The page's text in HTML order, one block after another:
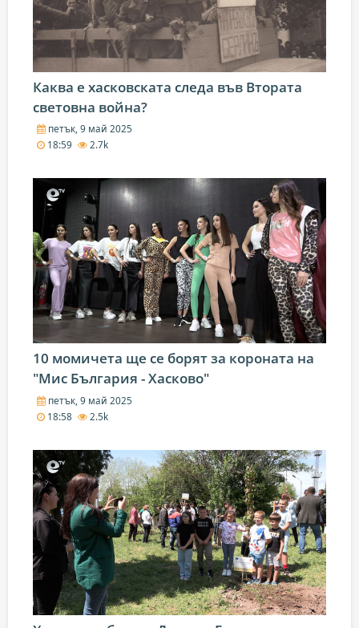
Каква е хасковската следа във Втората
световна война?
петък, 9 май 2025
18:59
2.7k
10 момичета ще се борят за короната на
"Мис България - Хасково"
петък, 9 май 2025
18:58
2.5k